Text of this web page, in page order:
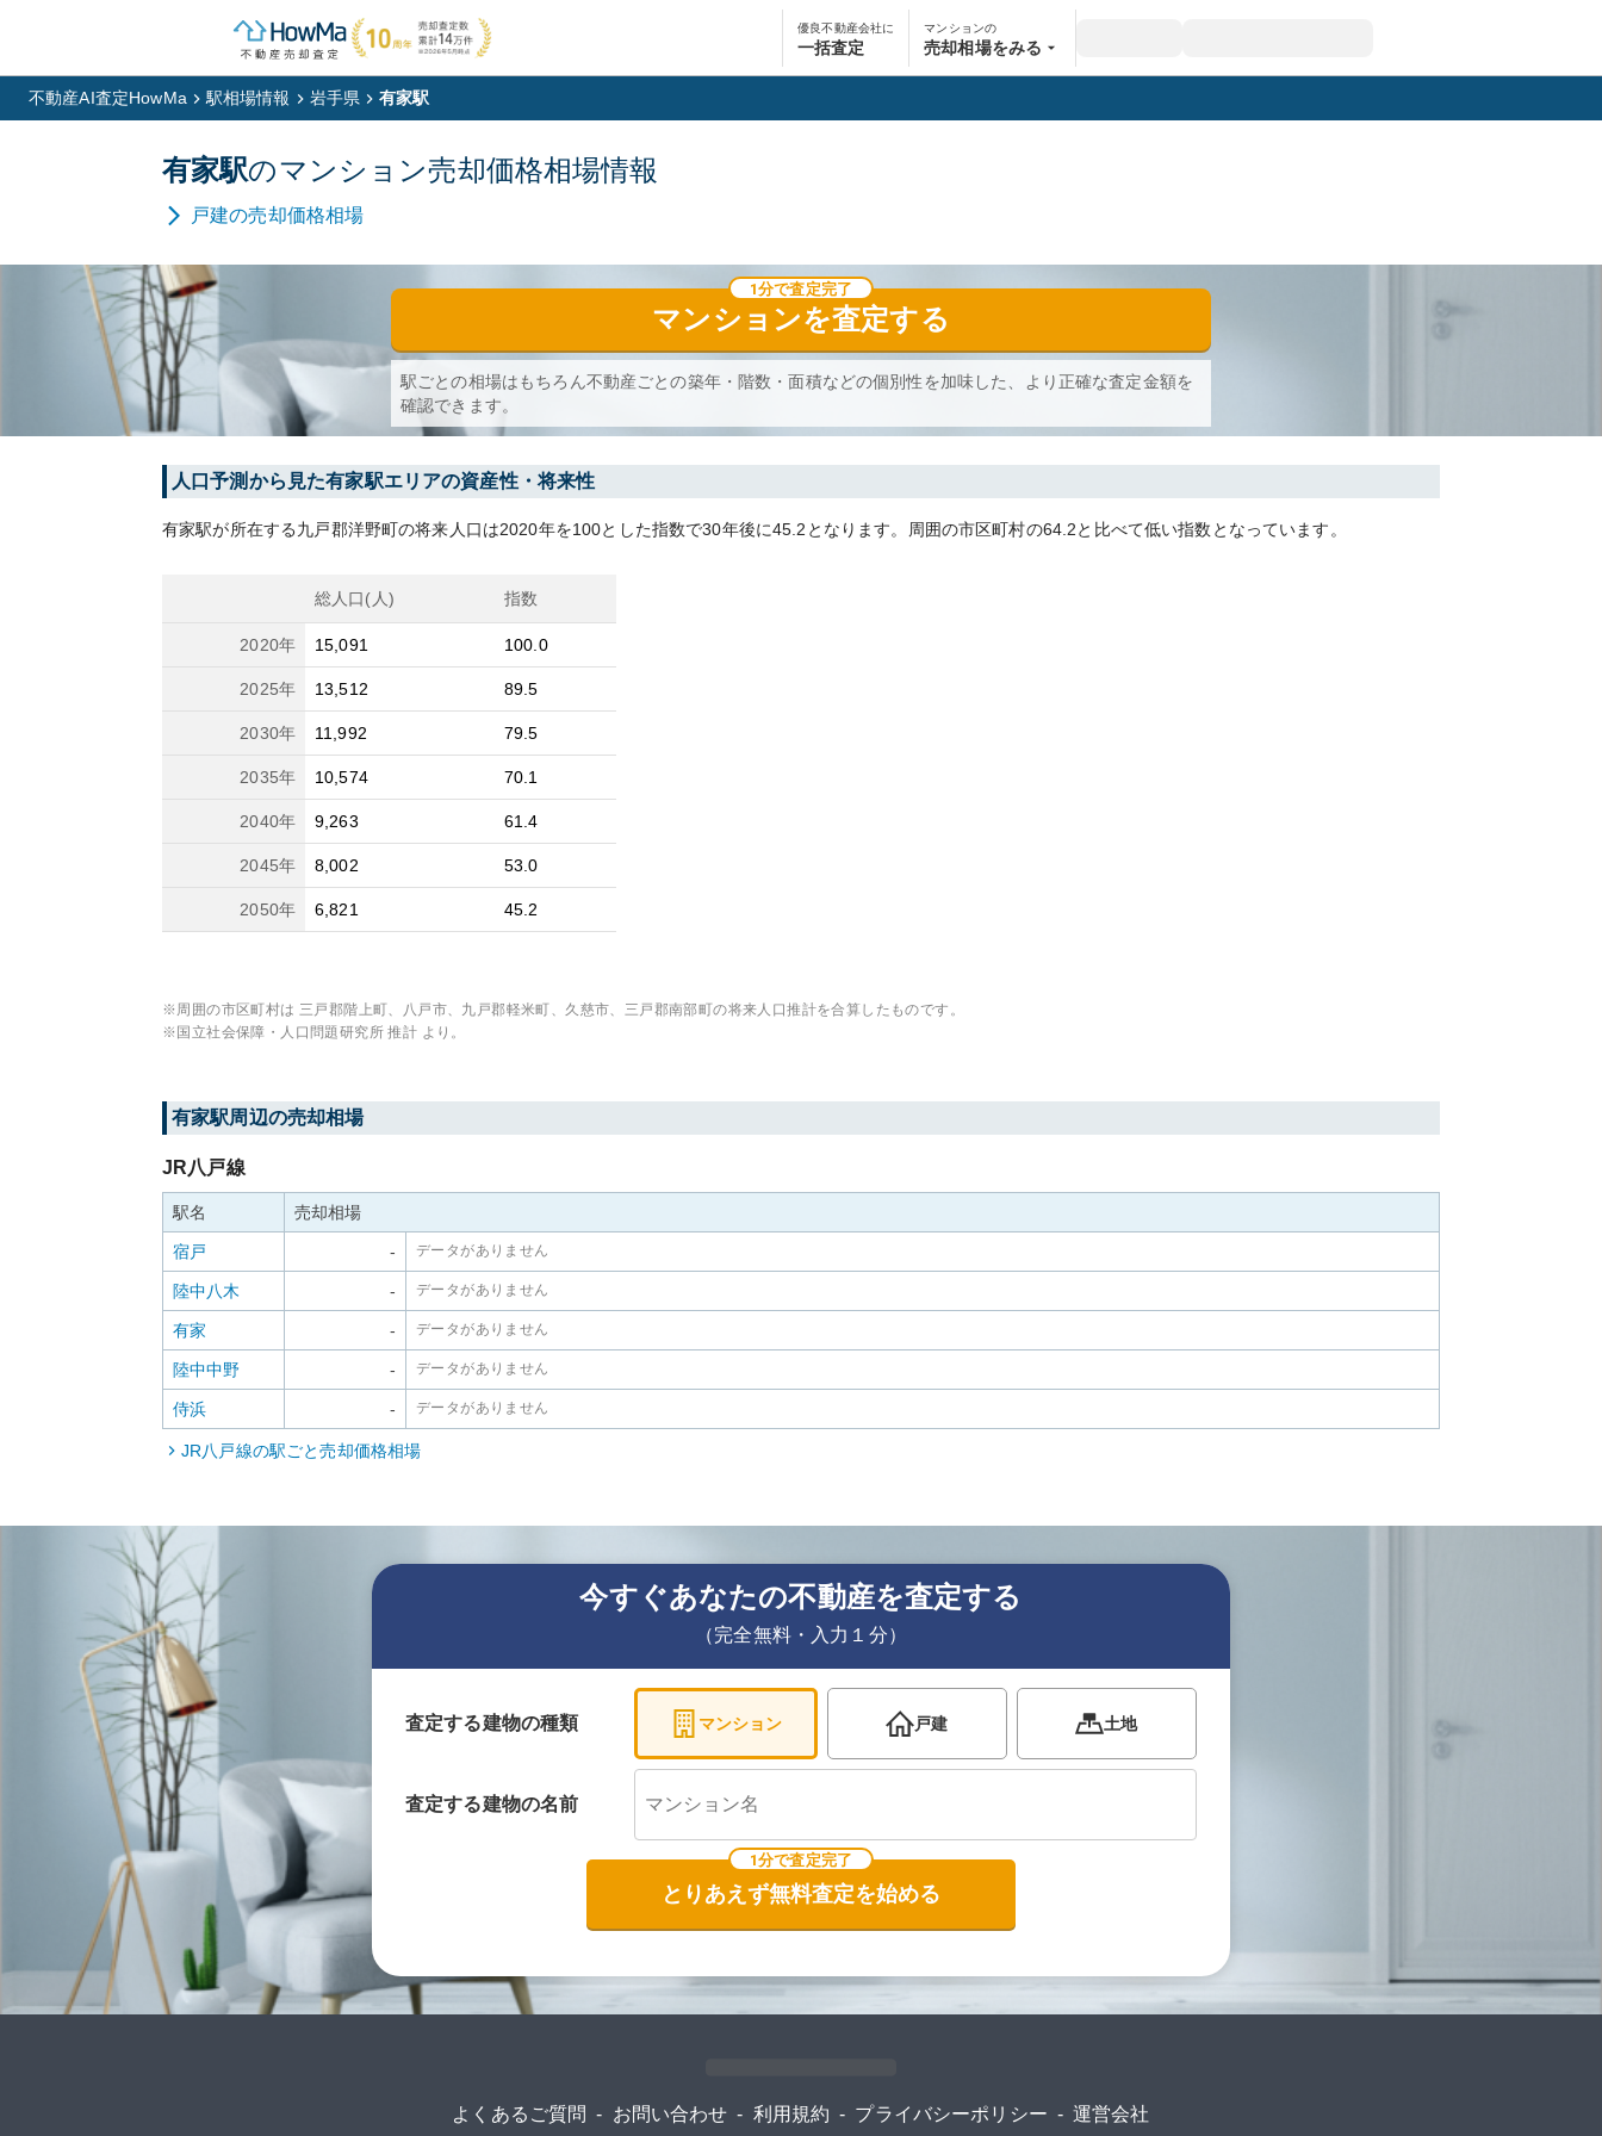
優良不動産会社に
一括査定
マンションの
売却相場をみる
不動産AI査定HowMa 駅相場情報 岩手県 有家駅
有家駅のマンション売却価格相場情報
戸建の売却価格相場
マンションを査定する
1分で査定完了
駅ごとの相場はもちろん不動産ごとの築年・階数・面積などの個別性を加味した、より正確な査定金額を
確認できます。
人口予測から見た有家駅エリアの資産性・将来性
有家駅が所在する九戸郡洋野町の将来人口は2020年を100とした指数で30年後に45.2 となります。 周囲の市区町村の64.2と比べて低い指数となっています。
総人口(人) 指数
2020年 15,091 100.0
2025年 13,512 89.5
2030年 11,992 79.5
2035年 10,574 70.1
2040年 9,263 61.4
2045年 8,002 53.0
2050年 6,821 45.2
※周囲の市区町村は 三戸郡階上町、八戸市、九戸郡軽米町、久慈市、三戸郡南部町の将来人口推計を合算したものです。
※国立社会保障・人口問題研究所 推計 より。
有家駅周辺の売却相場
JR八戸線
駅名 売却相場
宿戸 - データがありません
陸中八木 - データがありません
有家 - データがありません
陸中中野 - データがありません
侍浜 - データがありません
JR八戸線の駅ごと売却価格相場
今すぐあなたの不動産を査定する
（完全無料・入力１分）
査定する建物の種類 マンション 戸建 土地
査定する建物の名前
1分で査定完了
とりあえず無料査定を始める
よくあるご質問 - お問い合わせ - 利用規約 - プライバシーポリシー - 運営会社